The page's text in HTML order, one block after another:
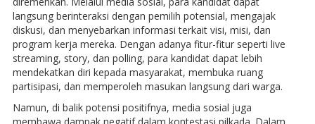
langsung berinteraksi dengan pemilih potensial, mengajak
diskusi, dan menyebarkan informasi terkait visi, misi, dan
program kerja mereka. Dengan adanya fitur-fitur seperti live
streaming, story, dan polling, para kandidat dapat lebih
mendekatkan diri kepada masyarakat, membuka ruang
partisipasi, dan memperoleh masukan langsung dari warga.
Namun, di balik potensi positifnya, media sosial juga